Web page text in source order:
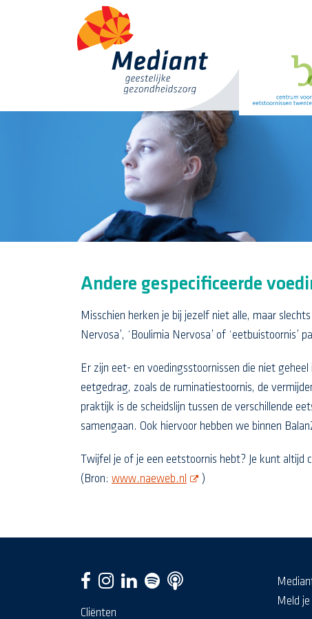
Andere gespecificeerde
Misschien herken je bij jezelf niet alle, maar
Nervosa’, ‘Boulimia Nervosa’ of
Er zijn eet- en voedingsstoornissen die niet
eetgedrag, zoals de ruminatiestoornis, de
praktijk is de scheidslijn tussen de verschillende
samengaan. Ook hiervoor hebben we binnen
Twijfel je of je een eetstoornis hebt? Je kunt
(Bron: www.naeweb.nl opent nieuw scherm
)
Cliënten
Meld